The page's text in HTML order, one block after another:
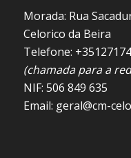
Morada: Rua
Celorico da Beira
Telefone:
(chamada para a
NIF: 506 849 635
Email: geral@cm-